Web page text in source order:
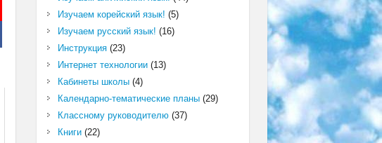
Изучаем корейский язык! (5)
Изучаем русский язык! (16)
Инструкция(23)
Интернет технологии(13)
Кабинеты школы(4)
Календарно-тематические планы(29)
Классному руководителю(37)
Книги(22)